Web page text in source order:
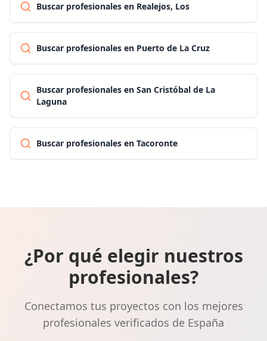
Buscar profesionales en Realejos, Los
Buscar profesionales en Puerto de La Cruz
Buscar profesionales en San Cristóbal de La
Laguna
Buscar profesionales en Tacoronte
¿Por qué elegir nuestros
profesionales?
Conectamos tus proyectos con los mejores
profesionales verificados de España